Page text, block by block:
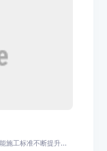
施工标准不断提升...